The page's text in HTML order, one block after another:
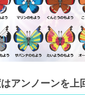
アンノーンを上